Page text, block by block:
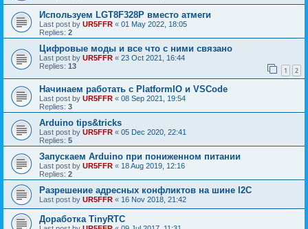
Используем LGT8F328P вместо атмеги
Last post by UR5FFR « 01 May 2022, 18:05
Replies: 2
Цифровые моды и все что с ними связано
Last post by UR5FFR « 23 Oct 2021, 16:44
Replies: 13 1 2
Начинаем работать с PlatformIO и VSCode
Last post by UR5FFR « 08 Sep 2021, 19:54
Replies: 3
Arduino tips&tricks
Last post by UR5FFR « 05 Dec 2020, 22:41
Replies: 5
Запускаем Arduino при пониженном питании
Last post by UR5FFR « 18 Aug 2019, 12:16
Replies: 2
Разрешение адресных конфликтов на шине I2C
Last post by UR5FFR « 16 Nov 2018, 21:42
Доработка TinyRTC